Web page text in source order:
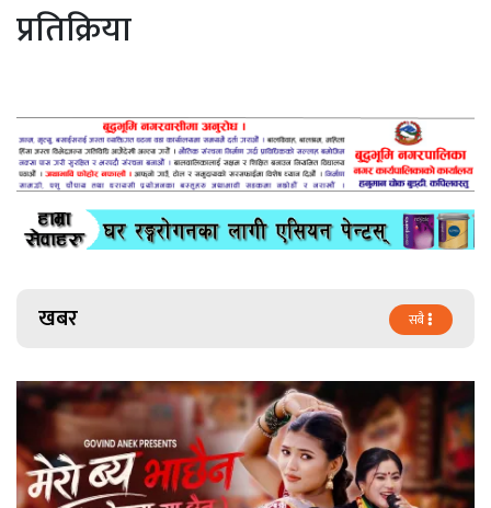
प्रतिक्रिया
खबर सबै